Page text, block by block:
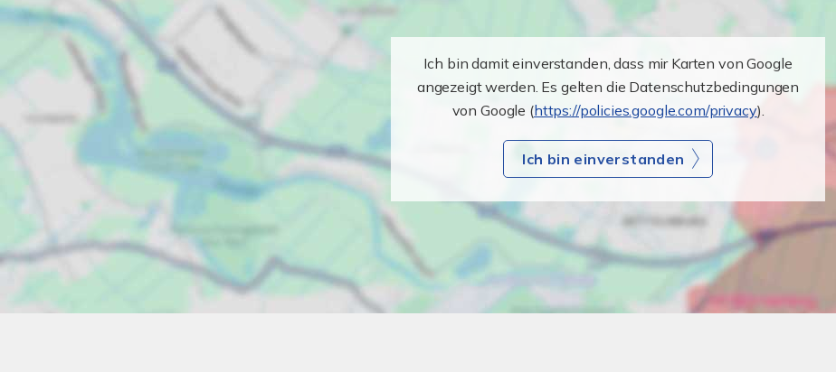
Ich bin damit einverstanden, dass mir Karten von Google
angezeigt werden. Es gelten die Datenschutzbedingungen
von Google (https://policies.google.com/privacy).
Ich bin einverstanden